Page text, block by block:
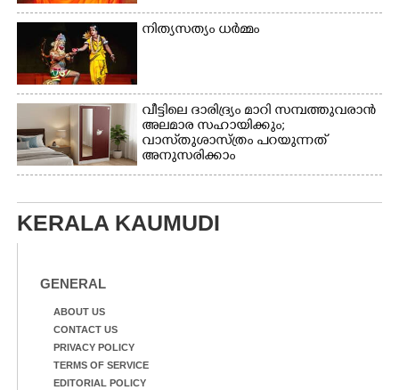
നിത്യസത്യം ധർമ്മം
വീട്ടിലെ ദാരിദ്ര്യം മാറി സമ്പത്തുവരാൻ
അലമാര സഹായിക്കും;
വാസ്‌തുശാസ്ത്രം പറയുന്നത്
അനുസരിക്കാം
KERALA KAUMUDI
GENERAL
ABOUT US
CONTACT US
PRIVACY POLICY
TERMS OF SERVICE
EDITORIAL POLICY